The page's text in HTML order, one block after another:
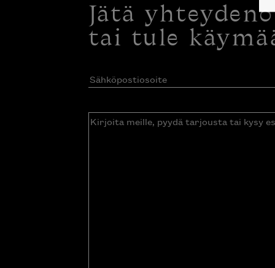
Jätä
tai tule
Sähköpostiosoite(Pakollinen)
Kirjoita